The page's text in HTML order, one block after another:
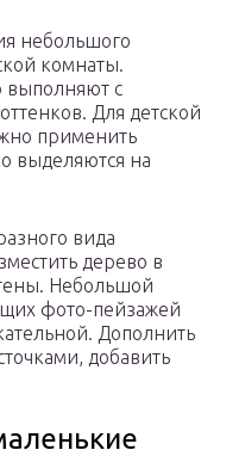
небольшого
комнаты.
с
Для детской
применить
выделяются на
вида
дерево в
Небольшой
фото-пейзажей
Дополнить
добавить